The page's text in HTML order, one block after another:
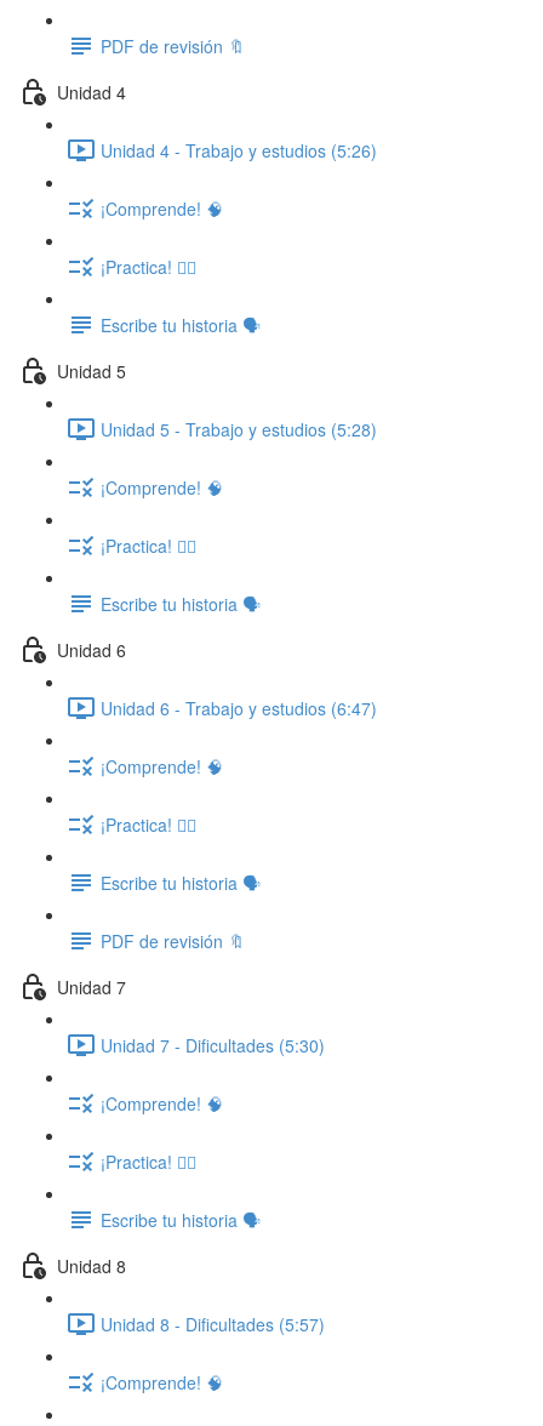
PDF de revisión 🔖
Unidad 4
Unidad 4 - Trabajo y estudios (5:26)
¡Comprende! 🧠
¡Practica! ✍🏽
Escribe tu historia 🗣️
Unidad 5
Unidad 5 - Trabajo y estudios (5:28)
¡Comprende! 🧠
¡Practica! ✍🏽
Escribe tu historia 🗣️
Unidad 6
Unidad 6 - Trabajo y estudios (6:47)
¡Comprende! 🧠
¡Practica! ✍🏽
Escribe tu historia 🗣️
PDF de revisión 🔖
Unidad 7
Unidad 7 - Dificultades (5:30)
¡Comprende! 🧠
¡Practica! ✍🏽
Escribe tu historia 🗣️
Unidad 8
Unidad 8 - Dificultades (5:57)
¡Comprende! 🧠